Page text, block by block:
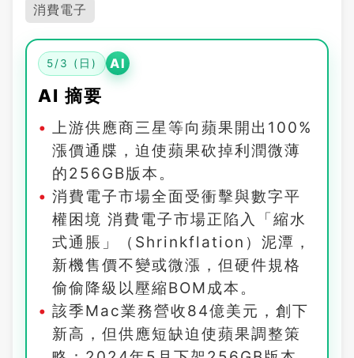
消費電子
5/3 (日) AI
AI 摘要
上游供應商三星等向蘋果開出100%
漲價通牒，迫使蘋果砍掉利潤微薄
的256GB版本。
消費電子市場全面受衝擊與數字平
權困境 消費電子市場正陷入「縮水
式通脹」（Shrinkflation）泥潭，
新機售價不變或微漲，但硬件規格
偷偷降級以壓縮BOM成本。
該季Mac業務營收84億美元，創下
新高，但供應短缺迫使蘋果調整策